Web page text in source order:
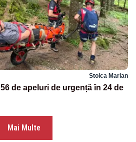
Stoica Marian
de apeluri de urgență în 24 de
Mai Multe